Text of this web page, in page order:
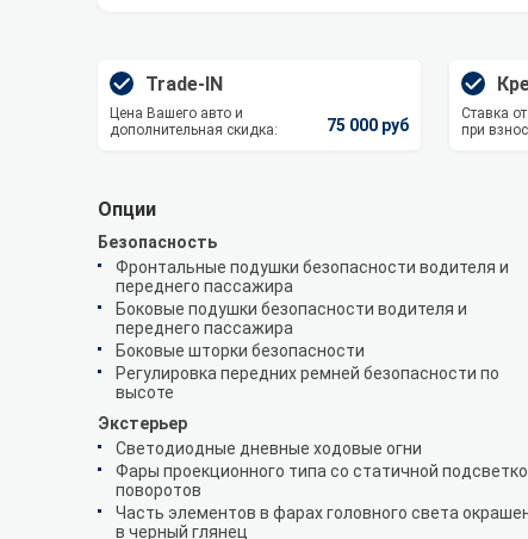
Trade-IN
Цена Вашего авто и
дополнительная скидка:
75 000 руб
Ставка
при
Опции
Безопасность
Фронтальные подушки безопасности водителя и
переднего пассажира
Боковые подушки безопасности водителя и
переднего пассажира
Боковые шторки безопасности
Регулировка передних ремней безопасности по
высоте
Экстерьер
Светодиодные дневные ходовые огни
Фары проекционного типа со статичной
поворотов
Часть элементов в фарах головного света
в черный глянец